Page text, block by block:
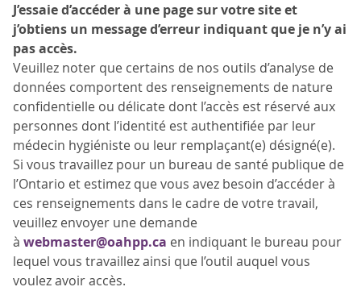
J’essaie d’accéder à une page sur votre site et
j’obtiens un message d’erreur indiquant que je n’y ai
pas accès.
Veuillez noter que certains de nos outils d’analyse de
données comportent des renseignements de nature
confidentielle ou délicate dont l’accès est réservé aux
personnes dont l’identité est authentifiée par leur
médecin hygiéniste ou leur remplaçant(e) désigné(e).
Si vous travaillez pour un bureau de santé publique de
l’Ontario et estimez que vous avez besoin d’accéder à
ces renseignements dans le cadre de votre travail,
veuillez envoyer une demande
à webmaster@oahpp.ca en indiquant le bureau pour
lequel vous travaillez ainsi que l’outil auquel vous
voulez avoir accès.